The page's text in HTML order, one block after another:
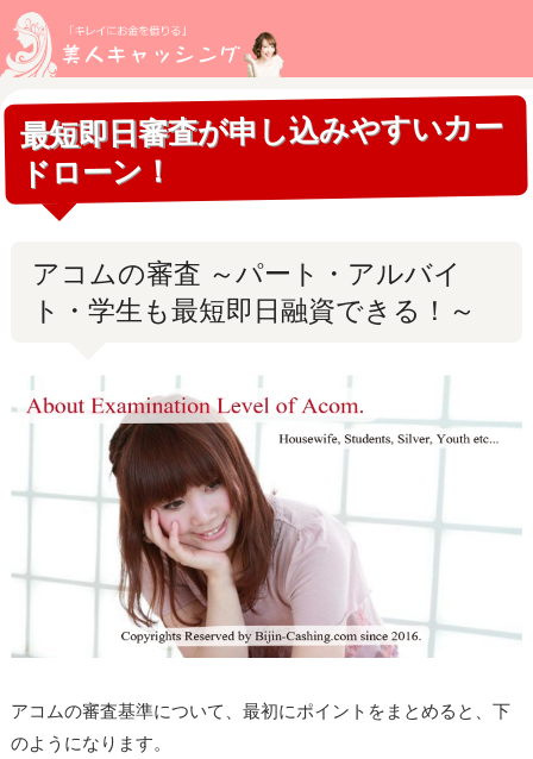
最短即日審査が申し込みやすいカー
ドローン！
アコムの審査 ～パート・アルバイ
ト・学生も最短即日融資できる！～
アコムの審査基準について、最初にポイントをまとめると、下
のようになります。